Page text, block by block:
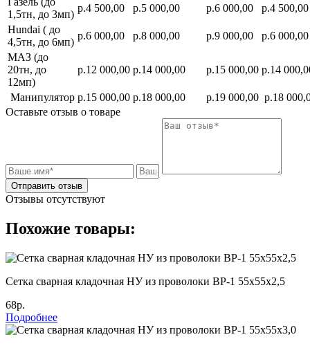
1,5тн, до 3мп)
р.4 500,00 р.5 000,00 р.6 000,00
р.4 500,00
Hundai ( до
4,5тн, до 6мп)
р.6 000,00 р.8 000,00 р.9 000,00
р.6 000,00
МАЗ (до
20тн, до
12мп)
р.12 000,00 р.14 000,00 р.15 000,00 р.14
Манипулятор р.15 000,00 р.18 000,00 р.19 000,00 р.18
Оставьте отзыв о товаре
Отправить отзыв
Отзывы отсутствуют
Похожие товары:
Сетка сварная кладочная НУ из проволоки ВР-1 55х55х2,5
68р.
Подробнее